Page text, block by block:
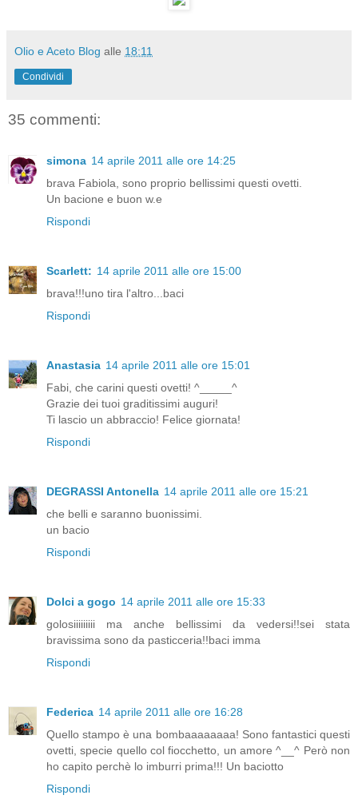
Olio e Aceto Blog alle 18:11
Condividi
35 commenti:
simona 14 aprile 2011 alle ore 14:25
brava Fabiola, sono proprio bellissimi questi ovetti.
Un bacione e buon w.e
Rispondi
Scarlett: 14 aprile 2011 alle ore 15:00
brava!!!uno tira l'altro...baci
Rispondi
Anastasia 14 aprile 2011 alle ore 15:01
Fabi, che carini questi ovetti! ^_____^
Grazie dei tuoi graditissimi auguri!
Ti lascio un abbraccio! Felice giornata!
Rispondi
DEGRASSI Antonella 14 aprile 2011 alle ore 15:21
che belli e saranno buonissimi.
un bacio
Rispondi
Dolci a gogo 14 aprile 2011 alle ore 15:33
golosiiiiiiiii ma anche bellissimi da vedersi!!sei stata
bravissima sono da pasticceria!!baci imma
Rispondi
Federica 14 aprile 2011 alle ore 16:28
Quello stampo è una bombaaaaaaaa! Sono fantastici questi
ovetti, specie quello col fiocchetto, un amore ^__^ Però non
ho capito perchè lo imburri prima!!! Un baciotto
Rispondi